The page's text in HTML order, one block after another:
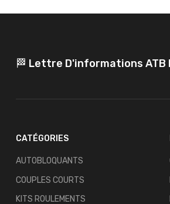
🏁 Lettre D'informations ATB
CATÉGORIES
AUTOBLOQUANTS
COUPLES COURTS
KITS ROULEMENTS